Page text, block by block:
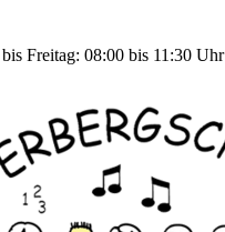
Freitag: 08:00 bis 11:30 Uhr